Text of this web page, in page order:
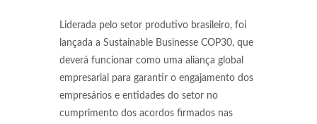
Liderada pelo setor produtivo brasileiro, foi
lançada a Sustainable Businesse COP30, que
deverá funcionar como uma aliança global
empresarial para garantir o engajamento dos
empresários e entidades do setor no
cumprimento dos acordos firmados nas